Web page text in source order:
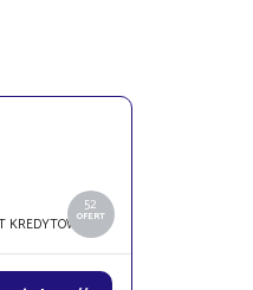
52
OFERT
KREDYTOWY